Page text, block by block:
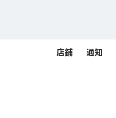
店鋪 通知